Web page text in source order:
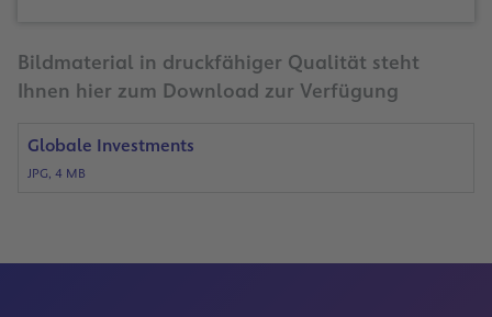
Bildmaterial in druckfähiger Qualität steht
Ihnen hier zum Download zur Verfügung
Globale Investments
JPG, 4 MB